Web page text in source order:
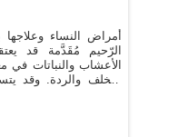
أمراض النساء
الرّحيم مُقَدَّمة قد
الأعشاب والنباتات
التخلف والردة. وقد